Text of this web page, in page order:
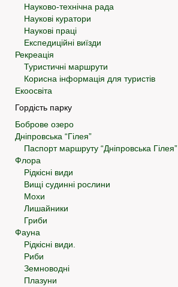
Науково-технічна рада
Наукові куратори
Наукові праці
Експедиційні виїзди
Рекреація
Туристичні маршрути
Корисна інформація для туристів
Екоосвіта
Гордість парку
Боброве озеро
Дніпровська “Гілея”
Паспорт маршруту “Дніпровська Гілея”
Флора
Рідкісні види
Вищі судинні рослини
Мохи
Лишайники
Гриби
Фауна
Рідкісні види.
Риби
Земноводні
Плазуни